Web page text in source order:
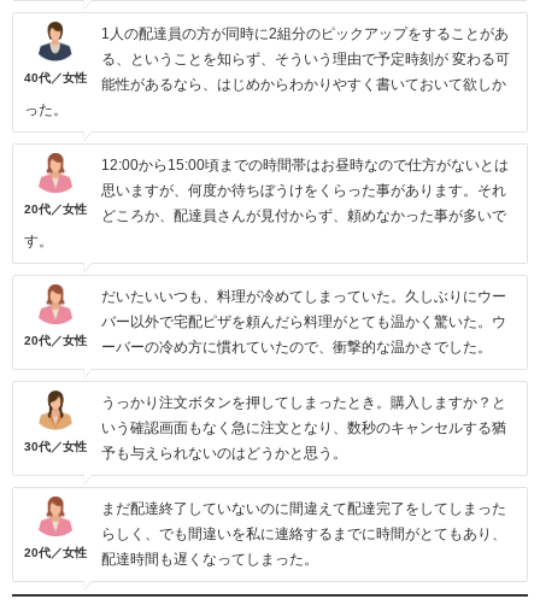
40代／女性
1人の配達員の方が同時に2組分のピックアップをすることがあ
る、ということを知らず、そういう理由で予定時刻が 変わる可
能性があるなら、はじめからわかりやすく書いておいて欲しか
った。
20代／女性
12:00から15:00頃までの時間帯はお昼時なので仕方がないとは
思いますが、何度か待ちぼうけをくらった事があります。それ
どころか、配達員さんが見付からず、頼めなかった事が多いで
す。
20代／女性
だいたいいつも、料理が冷めてしまっていた。久しぶりにウー
バー以外で宅配ピザを頼んだら料理がとても温かく驚いた。ウ
ーバーの冷め方に慣れていたので、衝撃的な温かさでした。
30代／女性
うっかり注文ボタンを押してしまったとき。購入しますか？と
いう確認画面もなく急に注文となり、数秒のキャンセルする猶
予も与えられないのはどうかと思う。
20代／女性
まだ配達終了していないのに間違えて配達完了をしてしまった
らしく、でも間違いを私に連絡するまでに時間がとてもあり、
配達時間も遅くなってしまった。